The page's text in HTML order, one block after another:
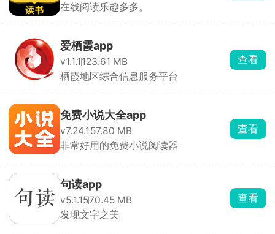
在线阅读乐趣多多。
爱栖霞app
v1.1.1 123.61 MB
栖霞地区综合信息服务平台
查看
免费小说大全app
v7.24.1 57.80 MB
非常好用的免费小说阅读器
查看
句读app
v5.1.1570.45 MB
发现文字之美
查看